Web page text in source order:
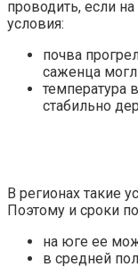
проводить, если
условия:
почва
саженца
температура
стабильно
В регионах такие
Поэтому и сроки
на юге ее
в средней